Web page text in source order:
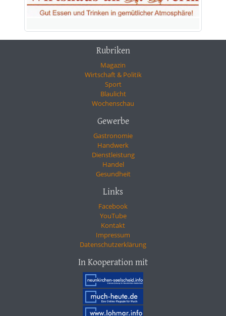
Rubriken
Magazin
Wirtschaft & Politik
Sport
Blaulicht
Wochenschau
Gewerbe
Gastronomie
Handwerk
Dienstleistung
Handel
Gesundheit
Links
Facebook
YouTube
Kontakt
Impressum
Datenschutzerklärung
In Kooperation mit